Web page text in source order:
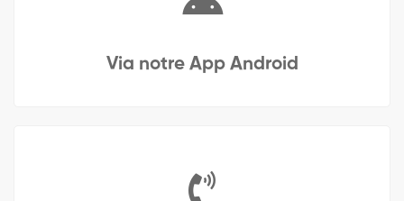
Via notre App Android